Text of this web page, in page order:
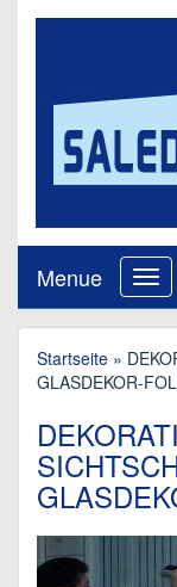
Menue
Startseite »
GLASDEKOR-